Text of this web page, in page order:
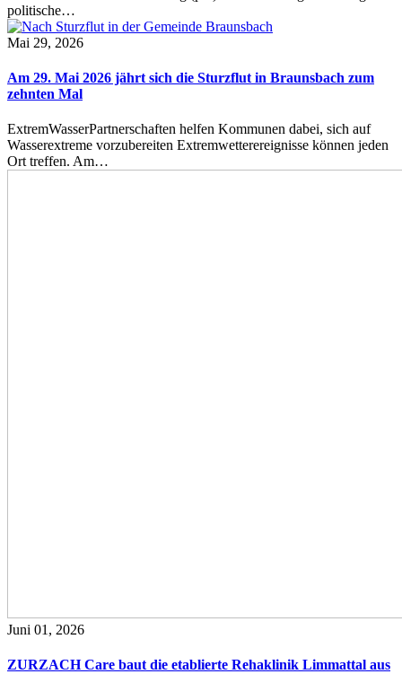
politische…
Mai 29, 2026
Am 29. Mai 2026 jährt sich die Sturzflut in Braunsbach zum
zehnten Mal
ExtremWasserPartnerschaften helfen Kommunen dabei, sich auf
Wasserextreme vorzubereiten Extremwetterereignisse können jeden
Ort treffen. Am…
Juni 01, 2026
ZURZACH Care baut die etablierte Rehaklinik Limmattal aus